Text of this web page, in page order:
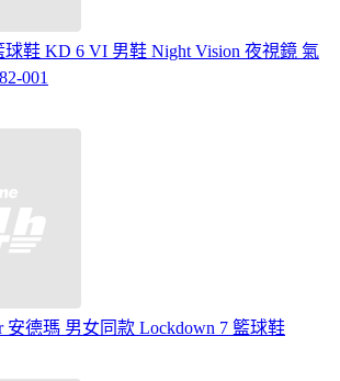
鞋 KD 6 VI 男鞋 Night Vision 夜視鏡 氣
001
安德瑪 男女同款 Lockdown 7 籃球鞋